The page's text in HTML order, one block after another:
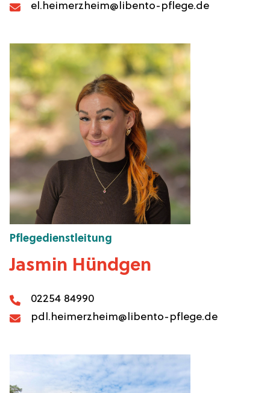
el.heimerzheim@libento-pflege.de
Pflegedienstleitung
Jasmin Hündgen
02254 84990
pdl.heimerzheim@libento-pflege.de